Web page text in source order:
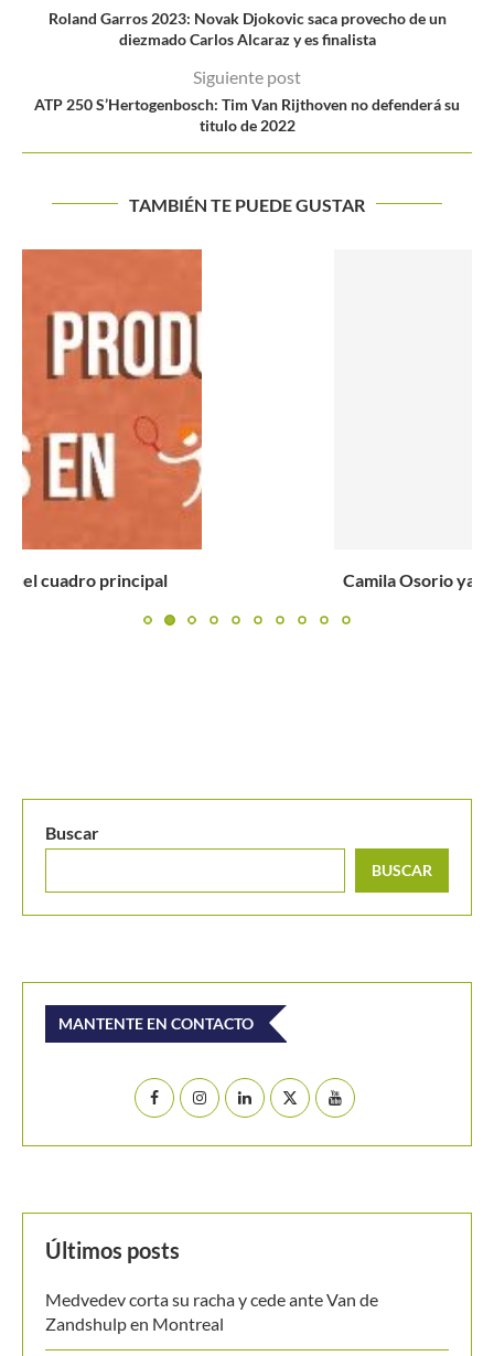
Roland Garros 2023: Novak Djokovic saca provecho de un
diezmado Carlos Alcaraz y es finalista
Siguiente post
ATP 250 S’Hertogenbosch: Tim Van Rijthoven no defenderá su
titulo de 2022
TAMBIÉN TE PUEDE GUSTAR
Camila Osorio ya es la 3º colombiana con más semanas...
Buscar
BUSCAR
MANTENTE EN CONTACTO
Últimos posts
Medvedev corta su racha y cede ante Van de
Zandshulp en Montreal